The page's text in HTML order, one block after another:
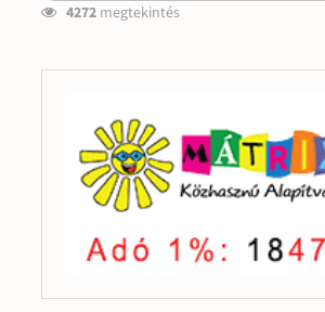
4272 megtekintés